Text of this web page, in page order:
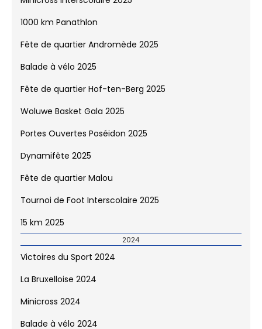
15 km 2026
2025
Victoires du Sport 2025
Minicross Interscolaire 2025
1000 km Panathlon
Fête de quartier Andromède 2025
Balade à vélo 2025
Fête de quartier Hof-ten-Berg 2025
Woluwe Basket Gala 2025
Portes Ouvertes Poséidon 2025
Fête de quartier Malou
Tournoi de Foot Interscolaire 2025
15 km 2025